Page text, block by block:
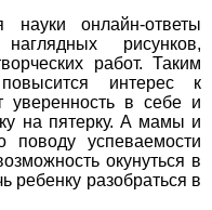
10
8 9 10
11
9 10
науки онлайн-ответы
рисунков,
работ. Таким
интерес к
уверенность в себе и
на пятерку. А мамы и
успеваемости
окунуться в
ребенку разобраться в